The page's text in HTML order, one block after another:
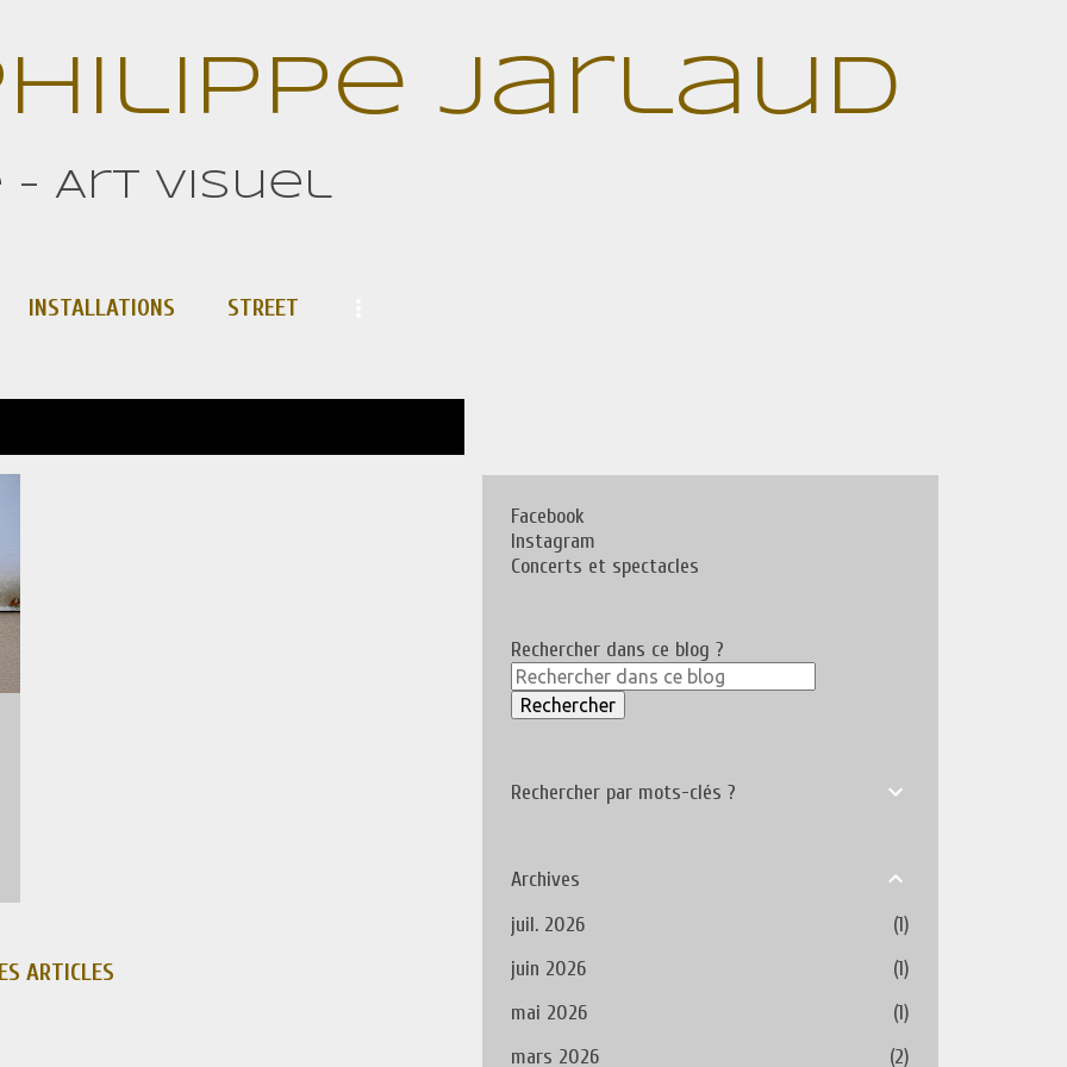
Jarlaud
- Art visuel
INSTALLATIONS STREET
ARTICLES
Facebook
Instagram
Concerts et spectacles
Rechercher dans ce blog ?
Rechercher par mots-clés ?
Archives
juil. 2026
1
juin 2026
1
mai 2026
1
mars 2026
2